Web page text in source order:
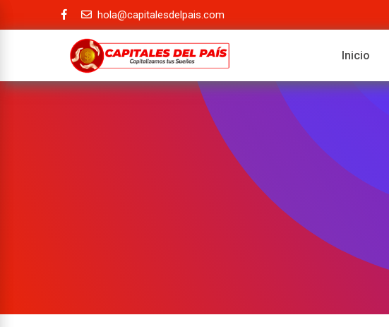
hola@capitalesdelpais.com
Inicio